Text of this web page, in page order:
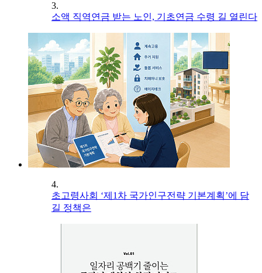
3.
소액 직역연금 받는 노인, 기초연금 수령 길 열린다
4.
초고령사회 ‘제1차 국가인구전략 기본계획’에 담
길 정책은